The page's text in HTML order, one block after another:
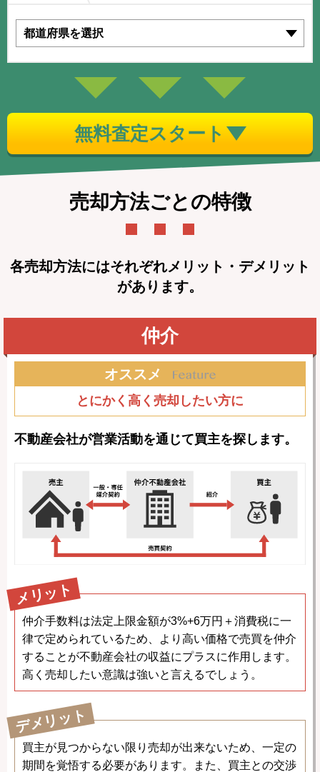
無料査定スタート
売却方法ごとの特徴
各売却方法にはそれぞれメリット・デメリット
があります。
仲介
オススメ
とにかく高く売却したい方に
不動産会社が営業活動を通じて買主を探します。
メリット
仲介手数料は法定上限金額が3%+6万円＋消費税に一
律で定められているため、より高い価格で売買を仲介
することが不動産会社の収益にプラスに作用します。
高く売却したい意識は強いと言えるでしょう。
デメリット
買主が見つからない限り売却が出来ないため、一定の
期間を覚悟する必要があります。また、買主との交渉